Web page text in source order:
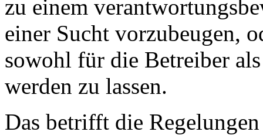
zu einem
einer Sucht vorzubeugen,
sowohl für die Betreiber
werden zu lassen.
Das betrifft die